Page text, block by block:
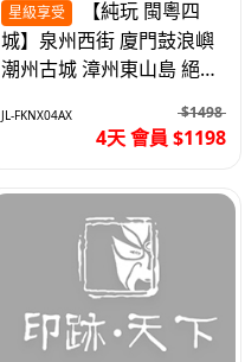
星級享受
城】泉州西街 廈門鼓浪嶼
潮州古城 漳州東山島 絕無
JL-FKNX04AX $1498
4天 會員 $1198